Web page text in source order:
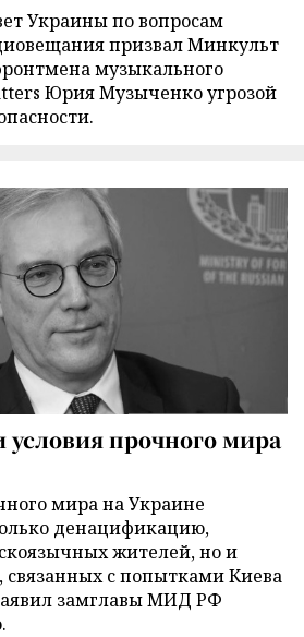
Украины по вопросам
призвал Минкульт
музыкального
Юрия Музыченко угрозой
прочного мира
мира на Украине
денацификацию,
жителей, но и
связанных с попытками Киева
замглавы МИД РФ